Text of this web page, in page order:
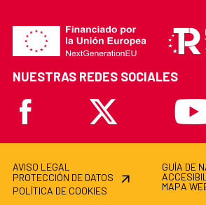
NUESTRAS REDES SOCIALES
Facebook
X
AVISO LEGAL
PROTECCIÓN DE DATOS
POLÍTICA DE COOKIES
GUÍA DE
MAPA